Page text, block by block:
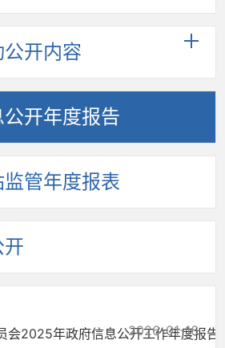
开内容
开年度报告
管年度报表
开
会2025年政府信息公开工作年度报告
2026-01-16